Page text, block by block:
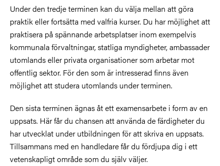
Under den tredje terminen kan du välja mellan att göra
praktik eller fortsätta med valfria kurser. Du har möjlighet att
praktisera på spännande arbetsplatser inom exempelvis
kommunala förvaltningar, statliga myndigheter, ambassader
utomlands eller privata organisationer som arbetar mot
offentlig sektor. För den som är intresserad finns även
möjlighet att studera utomlands under terminen.
Den sista terminen ägnas åt ett examensarbete i form av en
uppsats. Här får du chansen att använda de färdigheter du
har utvecklat under utbildningen för att skriva en uppsats.
Tillsammans med en handledare får du fördjupa dig i ett
vetenskapligt område som du själv väljer.